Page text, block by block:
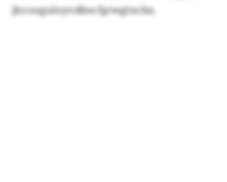
jkr.ooguloyvdbw.fp/wgtncbx.